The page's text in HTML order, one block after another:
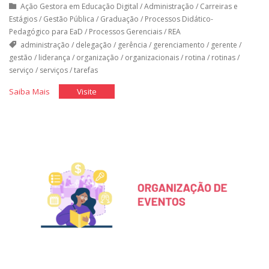
Ação Gestora em Educação Digital /Administração / Carreiras e
Estágios/ Gestão Pública / Graduação / Processos Didático-
Pedagógico para EaD / Processos Gerenciais/ REA
administração / delegação / gerência / gerenciamento / gerente /
gestão / liderança / organização / organizacionais/ rotina / rotinas/
serviço / serviços/tarefas
Saiba Mais"RotinasVisite"Rotinas